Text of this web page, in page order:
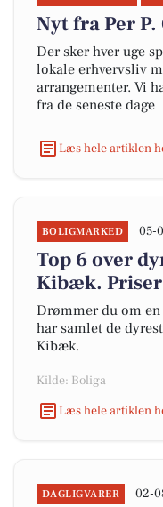
Nyt fra Per
Der sker hver uge
lokale erhvervsliv
arrangementer. Vi
fra de seneste dage
Læs hele artiklen
BOLIGMARKED 05-
Top 6 over
Kibæk.
Drømmer du om
har samlet de
Kibæk.
Kilde: Boliga
Læs hele artiklen
DAGLIGVARER 02-